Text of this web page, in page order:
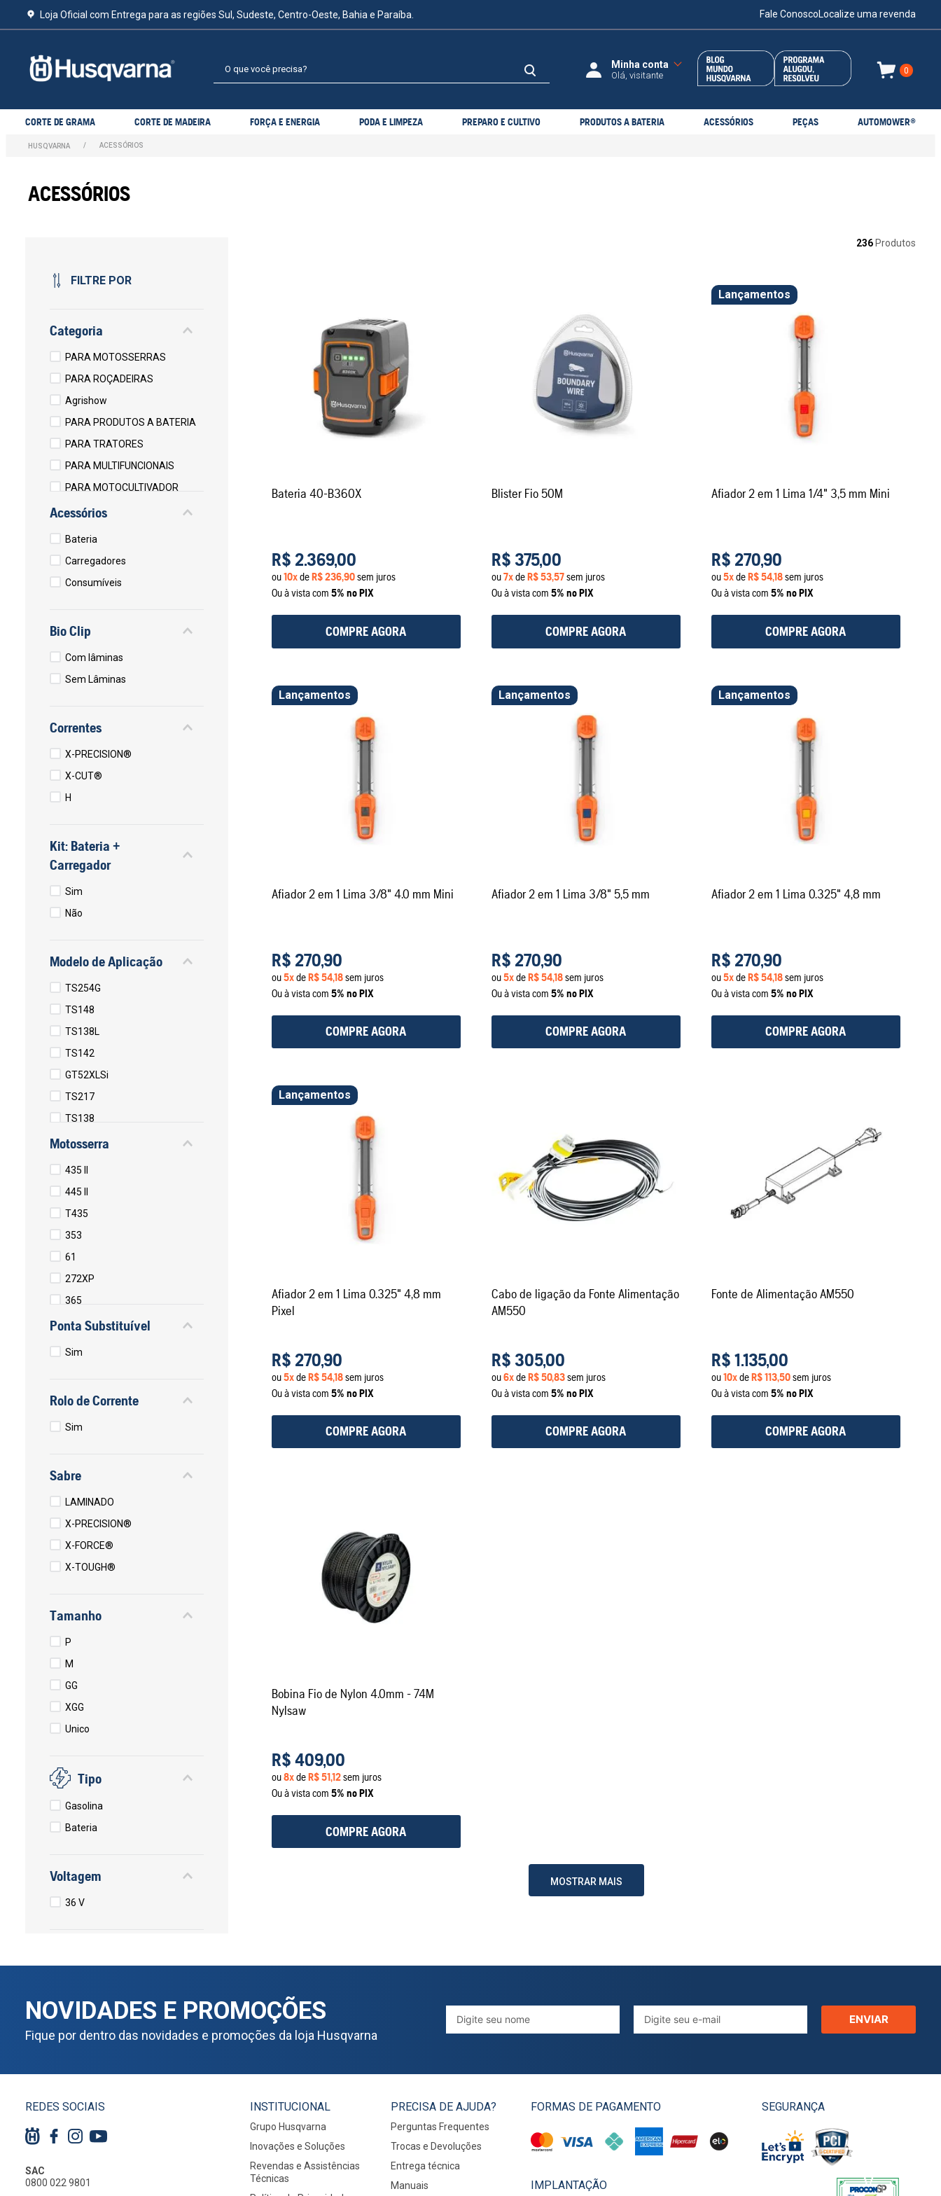
Loja Oficial com Entrega para as regiões Sul, Sudeste, Centro-Oeste, Bahia e Paraíba. Fale ConoscoLocalize uma revenda
Olá, visitante 0
CORTE DE GRAMA CORTE DE MADEIRA FORÇA E ENERGIA PODA E LIMPEZA PREPARO E CULTIVO PRODUTOS A BATERIA ACESSÓRIOS PEÇAS AUTOMOWER®
ACESSÓRIOS
ACESSÓRIOS
Categoria
PARA MOTOSSERRAS
PARA ROÇADEIRAS
Agrishow
PARA PRODUTOS A BATERIA
PARA TRATORES
PARA MULTIFUNCIONAIS
PARA MOTOCULTIVADOR
PARA CORTADORES DE
PARA ARBORISMO
LUBRIFICANTES
Acessórios
Bateria
Carregadores
Consumíveis
Bio Clip
Com lâminas
Sem Lâminas
Correntes
X-PRECISION®
X-CUT®
H
Kit: Bateria +
Carregador
Sim
Não
Modelo de Aplicação
TS254G
TS148
TS138L
TS142
GT52XLSi
TS217
TS138
TS114
Motosserra
435 II
445 II
T435
353
61
272XP
365
372XP
Ponta Substituível
Sim
Rolo de Corrente
Sim
Sabre
LAMINADO
X-PRECISION®
X-FORCE®
X-TOUGH®
Tamanho
P
M
GG
XGG
Unico
Tipo
Gasolina
Bateria
Voltagem
36 V
236 Produtos
Bateria 40-B360X
R$ 2.369,00
ou10xdeR$236,90sem juros
Ou à vista com 5% no PIX
COMPRE AGORA
Blister Fio 50M
R$ 375,00
ou7xdeR$53,57sem juros
Ou à vista com 5% no PIX
COMPRE AGORA
Lançamentos
Afiador 2 em 1 Lima 1/4" 3,5 mm Mini
R$ 270,90
ou5xdeR$54,18sem juros
Ou à vista com 5% no PIX
COMPRE AGORA
Lançamentos
Afiador 2 em 1 Lima 3/8" 4.0 mm Mini
R$ 270,90
ou5xdeR$54,18sem juros
Ou à vista com 5% no PIX
COMPRE AGORA
Lançamentos
Afiador 2 em 1 Lima 3/8" 5,5 mm
R$ 270,90
ou5xdeR$54,18sem juros
Ou à vista com 5% no PIX
COMPRE AGORA
Lançamentos
Afiador 2 em 1 Lima 0.325" 4,8 mm
R$ 270,90
ou5xdeR$54,18sem juros
Ou à vista com 5% no PIX
COMPRE AGORA
Lançamentos
Afiador 2 em 1 Lima 0.325" 4,8 mm
Pixel
R$ 270,90
ou5xdeR$54,18sem juros
Ou à vista com 5% no PIX
COMPRE AGORA
Cabo de ligação da Fonte Alimentação
AM550
R$ 305,00
ou6xdeR$50,83sem juros
Ou à vista com 5% no PIX
COMPRE AGORA
Fonte de Alimentação AM550
R$ 1.135,00
ou10xdeR$113,50sem juros
Ou à vista com 5% no PIX
COMPRE AGORA
Bobina Fio de Nylon 4.0mm - 74M
Nylsaw
R$ 409,00
ou8xdeR$51,12sem juros
Ou à vista com 5% no PIX
COMPRE AGORA
MOSTRAR MAIS
NOVIDADES E PROMOÇÕES
Fique por dentro das novidades e promoções da loja Husqvarna
ENVIAR
REDES SOCIAIS
SAC
0800 022 9801
INSTITUCIONAL
Grupo Husqvarna
Inovações e Soluções
Revendas e Assistências
Técnicas
PRECISA DE AJUDA?
Perguntas Frequentes
Trocas e Devoluções
Entrega técnica
Manuais
FORMAS DE PAGAMENTO
IMPLANTAÇÃO
SEGURANÇA